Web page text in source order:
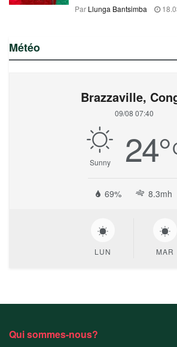
Par Llunga Bantsimba
Météo
Brazzaville,
09/08 07:40
Sunny 24°
69% 8.3mh
LUN MAR
Qui sommes-nous?